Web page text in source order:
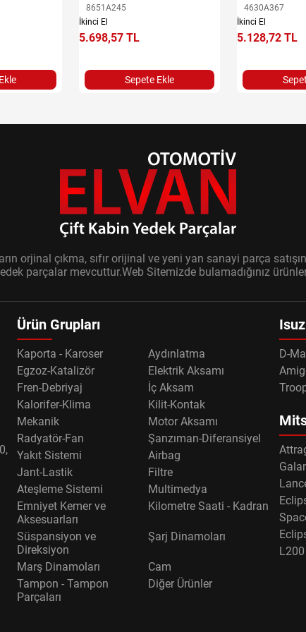
8651A245
İkinci El
5.698,57 TL
Sepete Ekle
4630A367
İkinci El
5.128,72 TL
orjinal çıkma, sıfır orijinal ve yeni yan sanayi parça
parçalar mevcuttur.Web Sitemizde bulamadığınız
Ürün Grupları
Kaporta - Karoser
Aydınlatma
Egzoz-Katalizör
Elektrik Aksamı
Fren-Debriyaj
İç Aksam
Kalorifer-Klima
Kilit-Kontak
Mekanik
Motor Aksamı
Radyatör-Fan
Şanzıman-Diferansiyel
Yakıt Sistemi
Airbag
Jant-Lastik
Filtre
Ateşleme Sistemi
Multimedya
Emniyet Kemer ve
Aksesuarları
Kilometre Saati - Kadran
Süspansiyon ve
Direksiyon
Şarj Dinamoları
Marş Dinamoları
Cam
Tampon - Tampon
Parçaları
Diğer Ürünler
D-
L200